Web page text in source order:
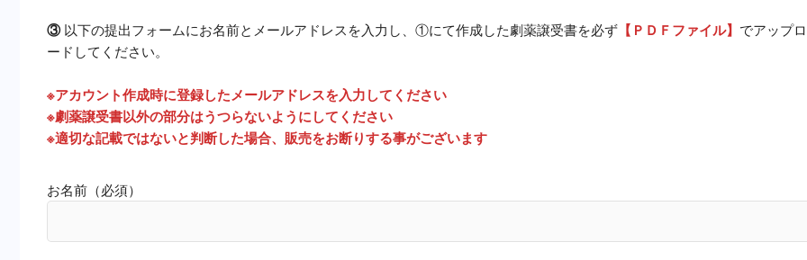
③以下の提出フォームにお名前とメールアドレスを入力し、①にて作成した劇薬譲受書を必ず 【ＰＤＦファイル】 でアップロ
ードしてください。
※アカウント作成時に登録したメールアドレスを入力してください
※劇薬譲受書以外の部分はうつらないようにしてください
※適切な記載ではないと判断した場合、販売をお断りする事がございます
お名前（必須）